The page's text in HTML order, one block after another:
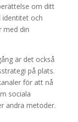
om ditt
identitet och
med din
är det också
på plats.
för att nå
sociala
andra metoder.